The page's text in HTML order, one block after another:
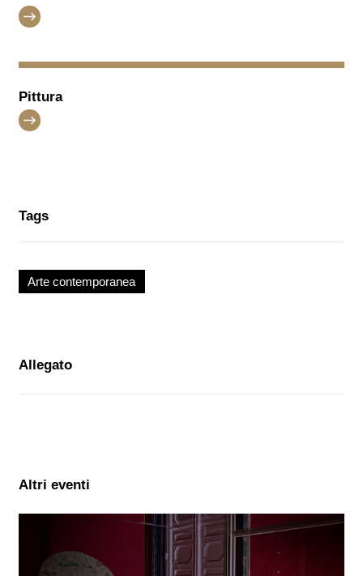
Pittura
Tags
Arte contemporanea
Allegato
Altri eventi